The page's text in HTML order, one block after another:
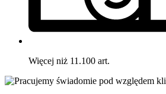
Więcej niż 11.100 art.